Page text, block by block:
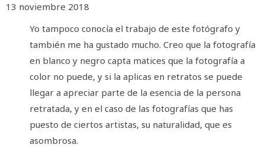
13 noviembre 2018
Yo tampoco conocía el trabajo de este fotógrafo y
también me ha gustado mucho. Creo que la fotografía
en blanco y negro capta matices que la fotografía a
color no puede, y si la aplicas en retratos se puede
llegar a apreciar parte de la esencia de la persona
retratada, y en el caso de las fotografías que has
puesto de ciertos artistas, su naturalidad, que es
asombrosa.